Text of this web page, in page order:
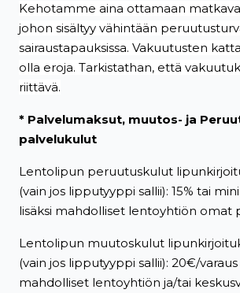
Kehotamme aina ottamaan
johon sisältyy vähintään
sairaustapauksissa. Vakuutusten
olla eroja. Tarkistathan, että
riittävä.
* Palvelumaksut, muutos- ja
palvelukulut
Lentolipun peruutuskulut
(vain jos lipputyyppi sallii): 15% tai
lisäksi mahdolliset lentoyhtiön omat
Lentolipun muutoskulut
(vain jos lipputyyppi sallii): 20€/varaus
mahdolliset lentoyhtiön ja/tai